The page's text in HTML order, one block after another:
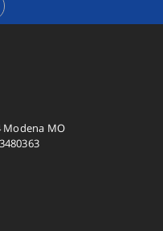
Modena MO